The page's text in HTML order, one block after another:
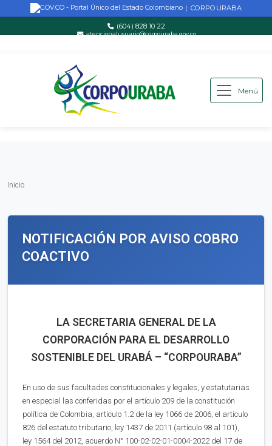
Saltar al contenido principal
| CORPOURABA
(604) 828 10 22
atencionalusuario@corpouraba.gov.co
Menú
Inicio
NOTIFICACIÓN POR AVISO COBRO
COACTIVO
LA SECRETARIA GENERAL DE LA
CORPORACIÓN PARA EL DESARROLLO
SOSTENIBLE DEL URABÁ – “CORPOURABA”
En uso de sus facultades constitucionales y legales, y estatutarias
en especial las conferidas por el artículo 209 de la constitución
política de Colombia, artículo 1.2 de la ley 1066 de 2006, el artículo
826 del estatuto tributario, ley 1437 de 2011 (artículo 98 al 101),
ley 1564 del 2012, acuerdo N° 100-02-02-01-0004-2022 del 17 de